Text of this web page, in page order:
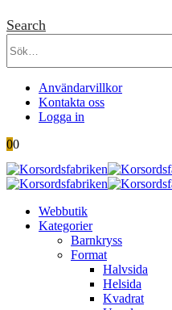
Search
Användarvillkor
Kontakta oss
Logga in
00
Webbutik
Kategorier
Barnkryss
Format
Halvsida
Helsida
Kvadrat